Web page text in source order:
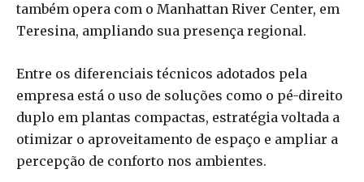
também opera com o Manhattan River Center, em
Teresina, ampliando sua presença regional.
Entre os diferenciais técnicos adotados pela
empresa está o uso de soluções como o pé-direito
duplo em plantas compactas, estratégia voltada a
otimizar o aproveitamento de espaço e ampliar a
percepção de conforto nos ambientes.